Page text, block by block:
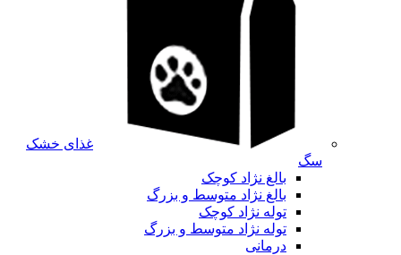
غذای خشک
سگ
بالغ نژاد کوچک
بالغ نژاد متوسط و بزرگ
توله نژاد کوچک
توله نژاد متوسط و بزرگ
درمانی